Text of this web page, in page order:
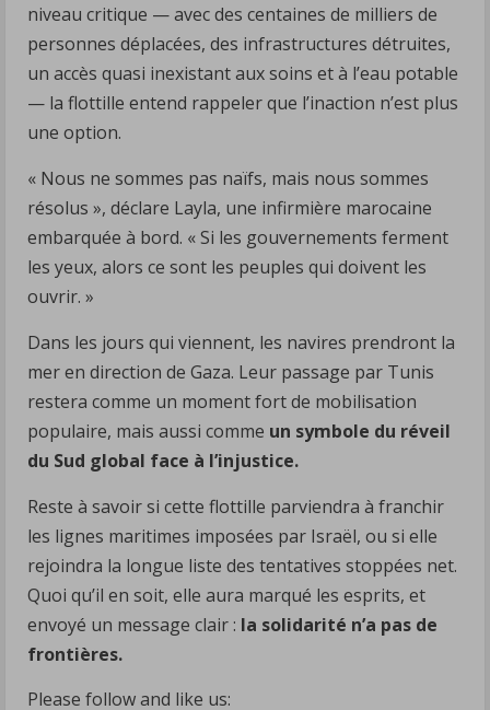
niveau critique — avec des centaines de milliers de
personnes déplacées, des infrastructures détruites,
un accès quasi inexistant aux soins et à l’eau potable
— la flottille entend rappeler que l’inaction n’est plus
une option.
« Nous ne sommes pas naïfs, mais nous sommes
résolus », déclare Layla, une infirmière marocaine
embarquée à bord. « Si les gouvernements ferment
les yeux, alors ce sont les peuples qui doivent les
ouvrir. »
Dans les jours qui viennent, les navires prendront la
mer en direction de Gaza. Leur passage par Tunis
restera comme un moment fort de mobilisation
populaire, mais aussi comme un symbole du réveil
du Sud global face à l’injustice.
Reste à savoir si cette flottille parviendra à franchir
les lignes maritimes imposées par Israël, ou si elle
rejoindra la longue liste des tentatives stoppées net.
Quoi qu’il en soit, elle aura marqué les esprits, et
envoyé un message clair : la solidarité n’a pas de
frontières.
Please follow and like us: